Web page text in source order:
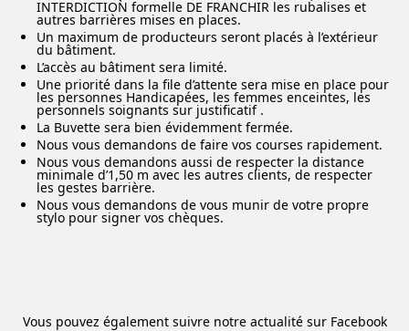
INTERDICTION formelle DE FRANCHIR les rubalises et
autres barrières mises en places.
Un maximum de producteurs seront placés à l’extérieur
du bâtiment.
L’accès au bâtiment sera limité.
Une priorité dans la file d’attente sera mise en place pour
les personnes Handicapées, les femmes enceintes, les
personnels soignants sur justificatif .
La Buvette sera bien évidemment fermée.
Nous vous demandons de faire vos courses rapidement.
Nous vous demandons aussi de respecter la distance
minimale d’1,50 m avec les autres clients, de respecter
les gestes barrière.
Nous vous demandons de vous munir de votre propre
stylo pour signer vos chèques.
Vous pouvez également suivre notre actualité sur Facebook